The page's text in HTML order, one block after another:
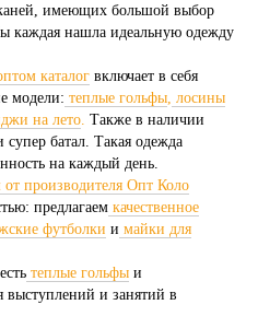
имеющих большой выбор
каждая нашла идеальную одежду
каталог включает в себя
модели: теплые гольфы лосины
на лето Также в наличии
батал. Такая одежда
на каждый день.
производителя Опт Коло
предлагаем качественное
футболки и майки для
есть теплые гольфы и
выступлений и занятий в